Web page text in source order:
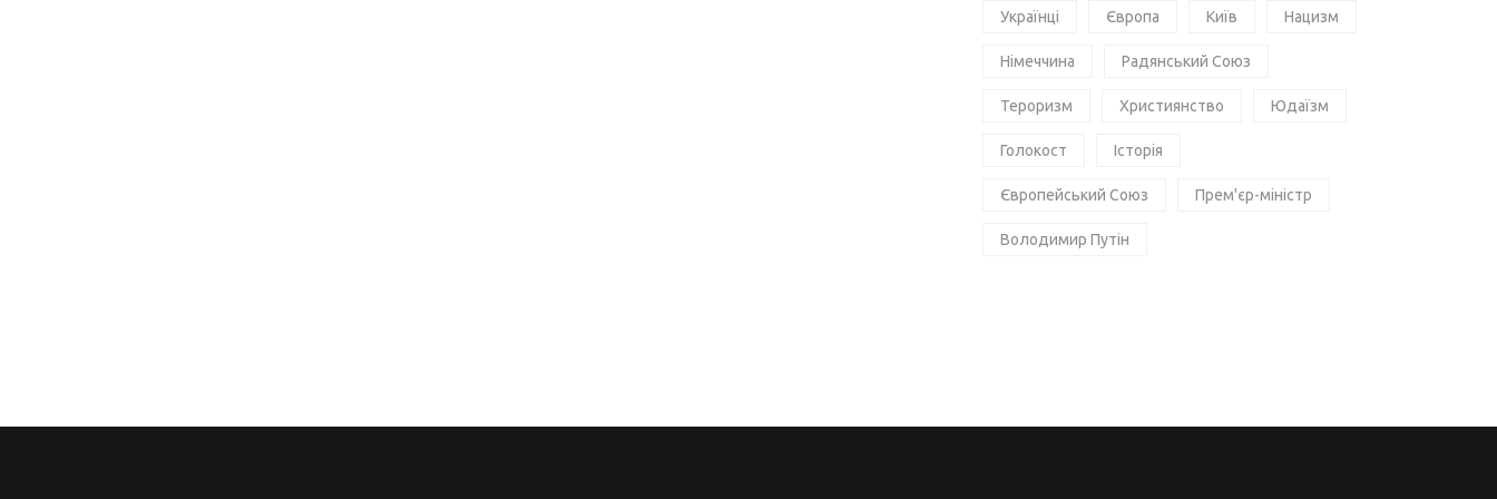
Українці Європа Київ Нацизм
Німеччина Радянський Союз
Тероризм Християнство Юдаїзм
Голокост Історія
Європейський Союз Прем'єр-міністр
Володимир Путін